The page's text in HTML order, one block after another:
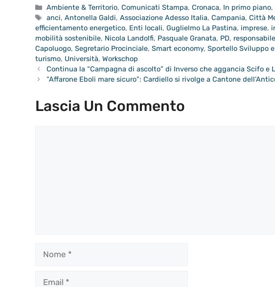
Categorie
Ambiente & Territorio,Comunicati Stampa,Cronaca, In primo piano,
Tag
anci,Antonella Galdi,Associazione Adesso Italia,Campania,Città
efficientamento energetico, Enti locali, Guglielmo La Pastina, imprese,
mobilità sostenibile, Nicola Landolfi, Pasquale Granata, PD,
Capoluogo, Segretario Procinciale, Smart economy, Sportello Sviluppo
turismo, Università, Workschop
Continua la “Campagna di ascolto” di Inverso che aggancia Scifo e
“Affarone Eboli mare sicuro”: Cardiello si rivolge a Cantone
Lascia Un Commento